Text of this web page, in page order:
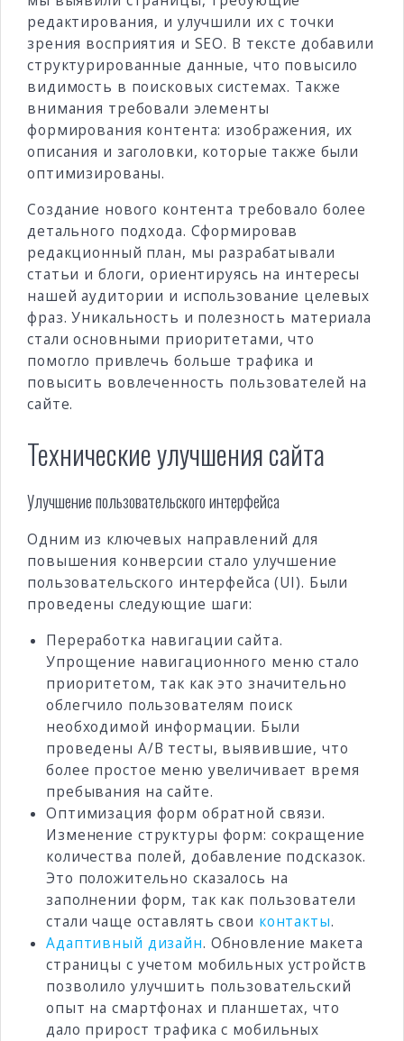
редактирования, и улучшили их с точки
зрения восприятия и SEO. В тексте добавили
структурированные данные, что повысило
видимость в поисковых системах. Также
внимания требовали элементы
формирования контента: изображения, их
описания и заголовки, которые также были
оптимизированы.
Создание нового контента требовало более
детального подхода. Сформировав
редакционный план, мы разрабатывали
статьи и блоги, ориентируясь на интересы
нашей аудитории и использование целевых
фраз. Уникальность и полезность материала
стали основными приоритетами, что
помогло привлечь больше трафика и
повысить вовлеченность пользователей на
сайте.
Технические улучшения сайта
Улучшение пользовательского интерфейса
Одним из ключевых направлений для
повышения конверсии стало улучшение
пользовательского интерфейса (UI). Были
проведены следующие шаги:
Переработка навигации сайта.
Упрощение навигационного меню стало
приоритетом, так как это значительно
облегчило пользователям поиск
необходимой информации. Были
проведены A/B тесты, выявившие, что
более простое меню увеличивает время
пребывания на сайте.
Оптимизация форм обратной связи.
Изменение структуры форм: сокращение
количества полей, добавление подсказок.
Это положительно сказалось на
заполнении форм, так как пользователи
стали чаще оставлять свои контакты.
Адаптивный дизайн. Обновление макета
страницы с учетом мобильных устройств
позволило улучшить пользовательский
опыт на смартфонах и планшетах, что
дало прирост трафика с мобильных